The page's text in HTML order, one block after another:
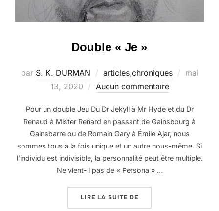
Double « Je »
par S. K. DURMAN articles,chroniques
Publié
mai
13, 2020
Aucun commentaire
Pour un double Jeu Du Dr Jekyll à Mr Hyde et du Dr
Renaud à Mister Renard en passant de Gainsbourg à
Gainsbarre ou de Romain Gary à Émile Ajar, nous
sommes tous à la fois unique et un autre nous-même. Si
l’individu est indivisible, la personnalité peut être multiple.
Ne vient-il pas de « Persona » …
LIRE LA SUITE DE